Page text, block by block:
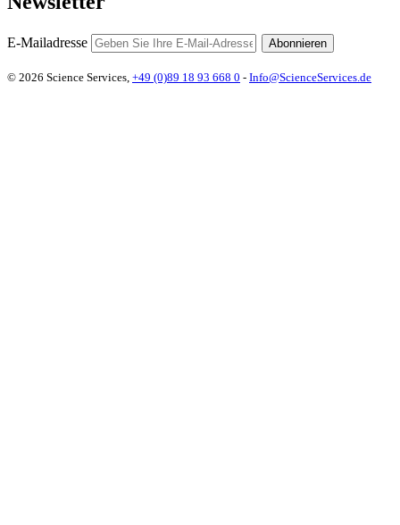
E-Mailadresse Abonnieren
© 2026 Science Services, +49 (0)89 18 93 668 0 - Info@ScienceServices.de